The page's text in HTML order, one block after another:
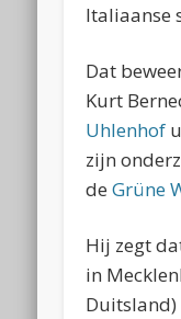
Italiaanse
Dat
Kurt
Uhlenhof
zijn
deGrüne
Hij zegt
in